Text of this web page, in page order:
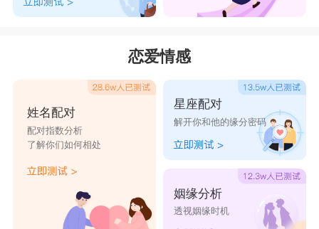
恋爱情感
姓名配对
配对指数分析
了解你们如何相处
星座配对
解开你和他的缘分密码
姻缘分析
透视姻缘时机